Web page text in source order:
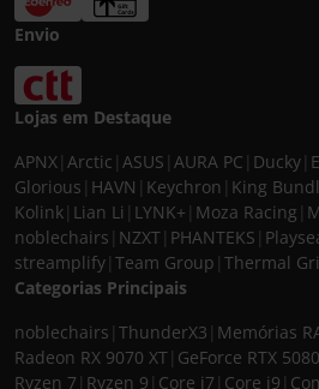
Envio
Lojas em Destaque
APNX Arctic ASUS AURA PC Ducky
Glorious HAVN Keychron King
Kolink Lian Li LYNK+ Moza Racing
noblechairs NZXT PHANTEKS
streamplify Team Group Thermal
Categorias Principais
noblechairs ThunderX3 Memórias
Radeon RX 9070 XT GeForce RTX 5080
Ryzen 7 Ryzen 9 Core i7 Core i9